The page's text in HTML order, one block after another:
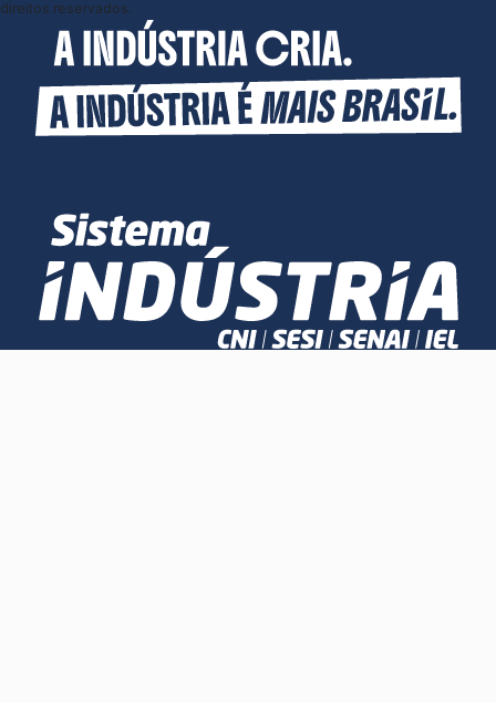
direitos reservados.